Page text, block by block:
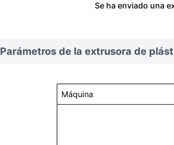
Se ha enviado una
Parámetros de la extrusora de
Máquina